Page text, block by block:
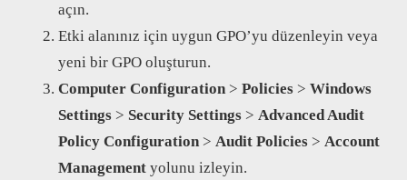
açın.
Etki alanınız için uygun GPO’yu düzenleyin veya
yeni bir GPO oluşturun.
Computer Configuration > Policies > Windows
Settings > Security Settings > Advanced Audit
Policy Configuration > Audit Policies > Account
Management yolunu izleyin.